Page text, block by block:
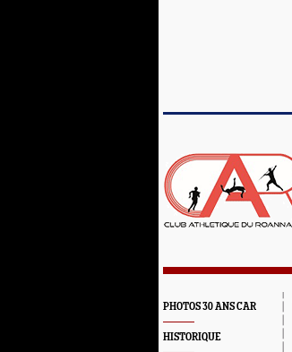
PHOTOS 30 ANS CAR
HISTORIQUE